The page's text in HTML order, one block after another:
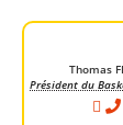
Thomas
Président du